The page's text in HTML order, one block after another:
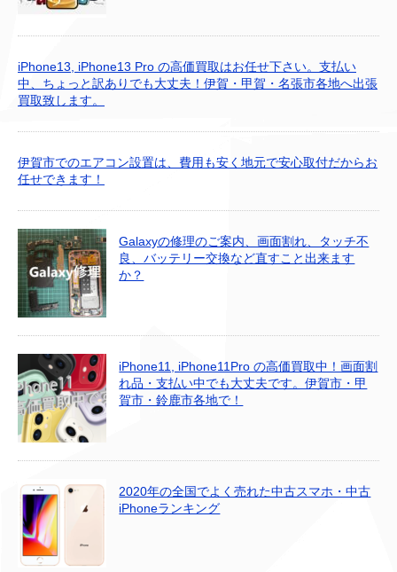
iPhone13, iPhone13 Pro の高価買取はお任せ下さい。支払い
中、ちょっと訳ありでも大丈夫！伊賀・甲賀・名張市各地へ出張
買取致します。
伊賀市でのエアコン設置は、費用も安く地元で安心取付だからお
任せできます！
Galaxyの修理のご案内、画面割れ、タッチ不
良、バッテリー交換など直すこと出来ます
か？
iPhone11, iPhone11Pro の高価買取中！画面割
れ品・支払い中でも大丈夫です。伊賀市・甲
賀市・鈴鹿市各地で！
2020年の全国でよく売れた中古スマホ・中古
iPhoneランキング